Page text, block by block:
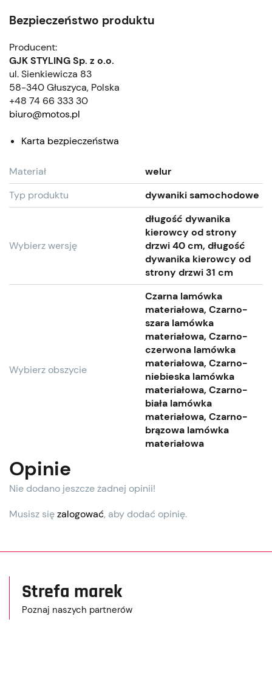
Bezpieczeństwo produktu
Producent:
GJK STYLING Sp. z o.o.
ul. Sienkiewicza 83
58-340 Głuszyca, Polska
+48 74 66 333 30
biuro@motos.pl
Karta bezpieczeństwa
Materiał
welur
Typ produktu
dywaniki samochodowe
Wybierz wersję
długość dywanika
kierowcy od strony
drzwi 40 cm, długość
dywanika kierowcy od
strony drzwi 31 cm
Wybierz obszycie
Czarna lamówka
materiałowa, Czarno-
szara lamówka
materiałowa, Czarno-
czerwona lamówka
materiałowa, Czarno-
niebieska lamówka
materiałowa, Czarno-
biała lamówka
materiałowa, Czarno-
brązowa lamówka
materiałowa
Opinie
Nie dodano jeszcze żadnej opinii!
Musisz sięzalogować, aby dodać opinię.
Strefa marek
Poznaj naszych partnerów